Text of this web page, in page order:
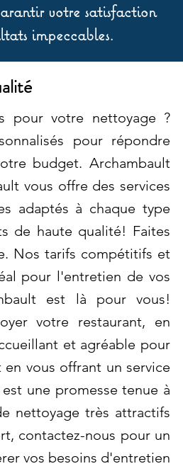
votre satisfaction
impeccables.
pour votre nettoyage ?
pour répondre
budget. Archambault
vous offre des services
adaptés à chaque type
de haute qualité! Faites
Nos tarifs compétitifs et
pour l'entretien de vos
est là pour vous!
votre restaurant, en
et agréable pour
vous offrant un service
une promesse tenue à
nettoyage très attractifs
contactez-nous pour un
vos besoins d'entretien